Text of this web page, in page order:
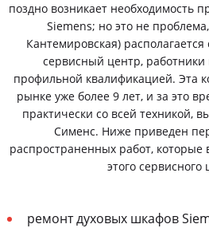
поздно возникает необходимость
Siemens; но это не
Кантемировская)
сервисный центр, работники
профильной квалификацией. Эта
рынке уже более 9 лет, и за это
практически со всей техникой,
Сименс. Ниже приведен
распространенных работ,
этого сервисного
ремонт духовых шкафов